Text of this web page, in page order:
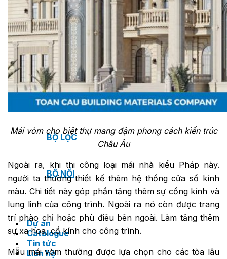
VAN AN TOÀN
VAN ĐIỀU KHIỂN NƯỚC NÓNG
VAN XẢ KHÍ
BỘ LỌC
BỘ NỐI
Dự án
Catalogue
Tin tức
Liên hệ
Mái vòm cho biệt thự mang đậm phong cách kiến trúc
Châu Âu
Ngoài ra, khi thi công loại mái nhà kiểu Pháp này.
người ta thường thiết kế thêm hệ thống cửa sổ kính
màu. Chi tiết này góp phần tăng thêm sự cổng kính và
lung linh của công trình. Ngoài ra nó còn được trang
trí phào chỉ hoặc phù điêu bên ngoài. Làm tăng thêm
sự xa hoa, cổ kính cho công trình.
Mẫu mái vòm thường được lựa chọn cho các tòa lâu